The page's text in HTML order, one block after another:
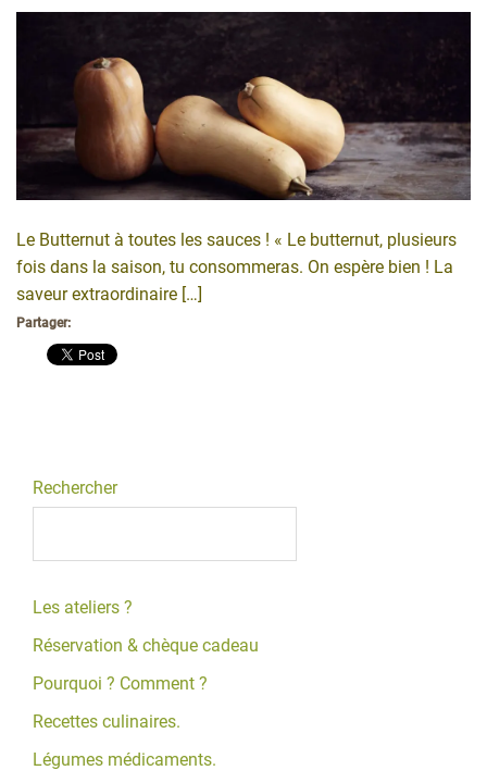
Le Butternut à toutes les sauces ! « Le butternut, plusieurs
fois dans la saison, tu consommeras. On espère bien ! La
saveur extraordinaire […]
Partager:
Rechercher
Les ateliers ?
Réservation & chèque cadeau
Pourquoi ? Comment ?
Recettes culinaires.
Légumes médicaments.